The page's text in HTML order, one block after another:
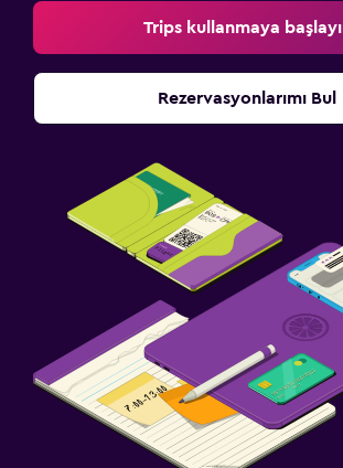
Trips kullanmaya
Rezervasyonlarımı Bul